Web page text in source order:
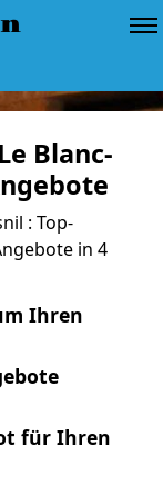
Blanc-
: Top-
in 4
Ihren
für Ihren